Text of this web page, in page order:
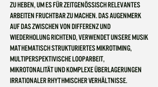
zu heben, um es für zeitgenössisch relevantes
Arbeiten fruchtbar zu machen. Das Augenmerk
auf das Zwischen von Differenz und
Wiederholung richtend, verwendet unsere Musik
mathematisch strukturiertes Mikrotiming,
multiperspektivische Looparbeit,
Mikrotonalität und komplexe Überlagerungen
irrationaler rhythmischer Verhältnisse.